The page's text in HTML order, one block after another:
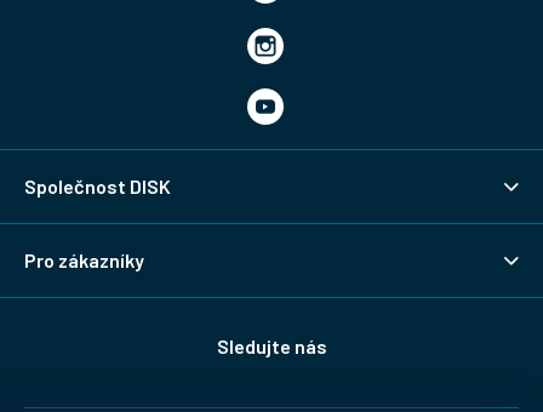
Společnost DISK
Pro zákazníky
Sledujte nás